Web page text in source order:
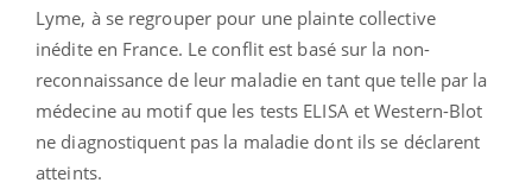
Lyme, à se regrouper pour une plainte collective
inédite en France. Le conflit est basé sur la non-
reconnaissance de leur maladie en tant que telle par la
médecine au motif que les tests ELISA et Western-Blot
ne diagnostiquent pas la maladie dont ils se déclarent
atteints.